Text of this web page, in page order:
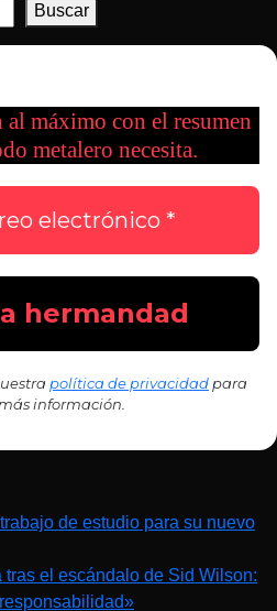
Buscar
máximo con el resumen
metalero necesita.
política de privacidad para
información.
de estudio para su nuevo
tras el escándalo de Sid Wilson: